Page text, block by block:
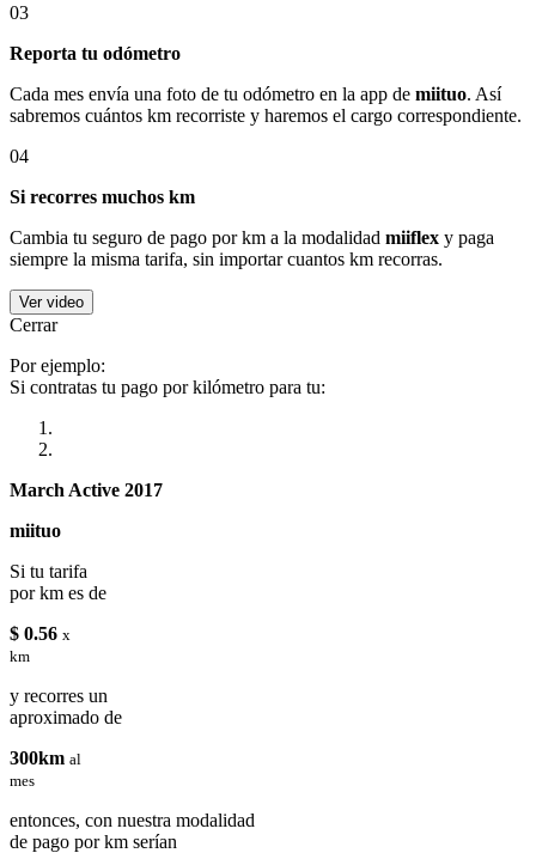
03
Reporta tu odómetro
Cada mes envía una foto de tu odómetro en la app de miituo. Así
sabremos cuántos km recorriste y haremos el cargo correspondiente.
04
Si recorres muchos km
Cambia tu seguro de pago por km a la modalidad miiflex y paga
siempre la misma tarifa, sin importar cuantos km recorras.
Ver video
Cerrar
Por ejemplo:
Si contratas tu pago por kilómetro para tu:
March Active 2017
miituo
Si tu tarifa
por km es de
$ 0.56 x
km
y recorres un
aproximado de
300km al
mes
entonces, con nuestra modalidad
de pago por km serían